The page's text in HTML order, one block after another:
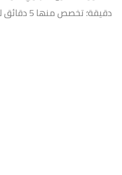
دقيقة؛ تخصص منها 5 دقائق للحساب الذهني.